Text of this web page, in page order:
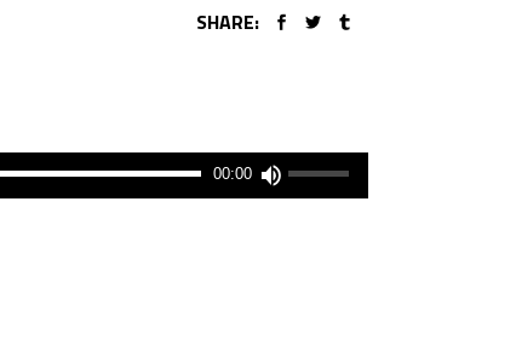
SHARE:
00:00
A
hangerő